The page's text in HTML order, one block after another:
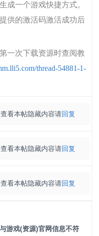
成一个游戏快捷方式。
供的激活码激活成功后
一次下载资源时查阅教
thread-54881-1-
看本帖隐藏内容请回复
看本帖隐藏内容请回复
看本帖隐藏内容请回复
游戏(资源)官网信息不符